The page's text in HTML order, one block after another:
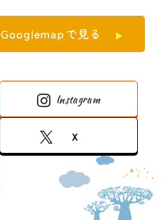
Googlemapで見る
Instagram
X